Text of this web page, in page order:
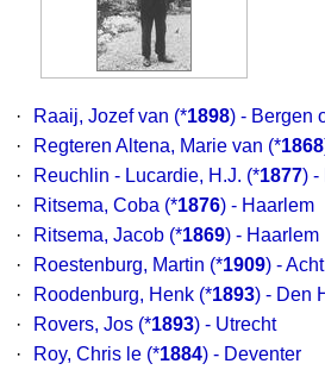
· Raaij, Jozef van (*1898) - Bergen
·
Regteren Altena, Marie van (*1868
·
Reuchlin - Lucardie, H.J. (*1877) -
·
Ritsema, Coba (*1876) - Haarlem
·
Ritsema, Jacob (*1869) - Haarlem
·
Roestenburg, Martin (*1909) - Acht
·
Roodenburg, Henk (*1893) - Den
·
Rovers, Jos (*1893) - Utrecht
·
Roy, Chris le (*1884) - Deventer